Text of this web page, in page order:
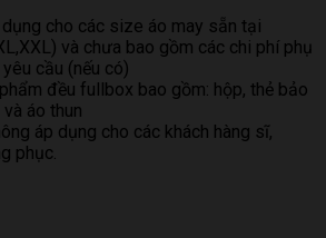
cho các size áo may sẵn tại
và chưa bao gồm các chi phí phụ
cầu (nếu có)
đều fullbox bao gồm: hộp, thẻ bảo
và áo thun
áp dụng cho các khách hàng sĩ,
phục.